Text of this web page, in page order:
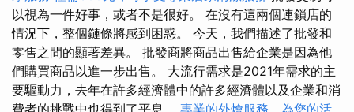
以視為一件好事，或者不是很好。 在沒有這兩個連鎖店的
情況下，整個鏈條將感到困惑。 今天，我們描述了批發和
零售之間的顯著差異。 批發商將商品出售給企業是因為他
們購買商品以進一步出售。 大流行需求是2021年需求的主
要驅動力，去年在許多經濟體中的許多經濟體以及企業和消
費者的挑戰中也得到了平息。 專業的外燴服務，為您的活